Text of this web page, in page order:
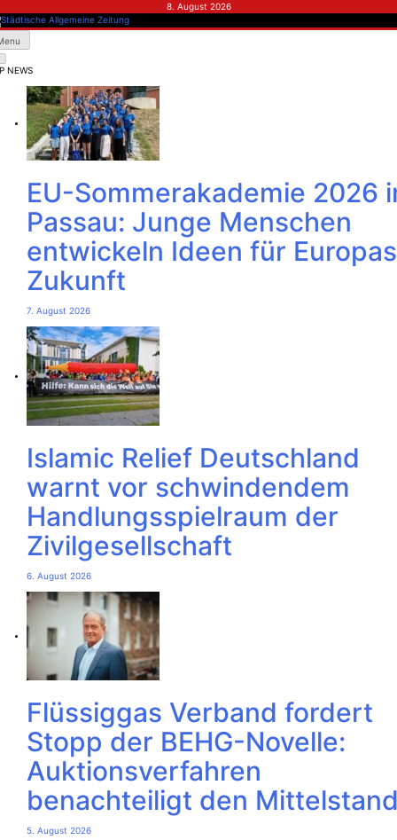
to
content
8. August 2026
Allgemeine Zeitung
NEWS
EU-Sommerakademie 2026
Passau: Junge Menschen
entwickeln Ideen für Europas
Zukunft
7. August 2026
Islamic Relief Deutschland
warnt vor schwindendem
Handlungsspielraum der
Zivilgesellschaft
6. August 2026
Flüssiggas Verband fordert
Stopp der BEHG-Novelle:
Auktionsverfahren
benachteiligt den
5. August 2026